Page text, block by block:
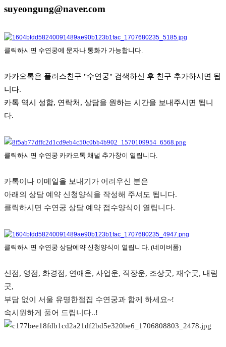
suyeongung@naver.com
클릭하시면 수연궁에 문자나 통화가 가능합니다.
카카오톡은 플러스친구 "수연궁" 검색하신 후 친구 추가하시면 됩
니다.
카톡 역시 성함, 연락처, 상담을 원하는 시간을 보내주시면 됩니
다.
클릭하시면 수연궁 카카오톡 채널 추가창이 열립니다.
카톡이나 이메일을 보내기가 어려우신 분은
아래의 상담 예약 신청양식을 작성해 주셔도 됩니다.
클릭하시면 수연궁 상담 예약 접수양식이 열립니다.
클릭하시면 수연궁 상담예약 신청양식이 열립니다. (네이버폼)
신점, 영점, 화경점, 연애운, 사업운, 직장운, 조상굿, 재수굿, 내림
굿,
부담 없이 서울 유명한점집 수연궁과 함께 하세요~!
속시원하게 풀어 드립니다..!